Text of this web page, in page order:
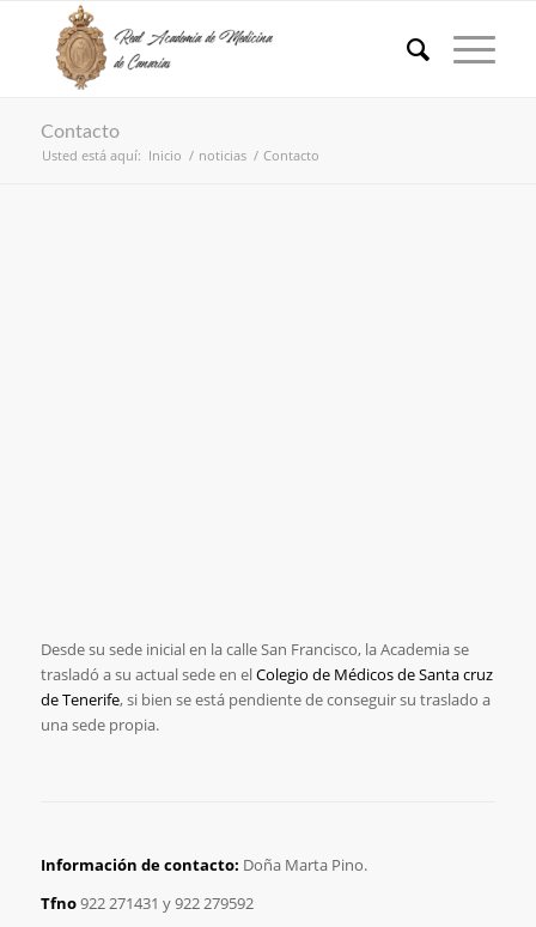
Contacto
Usted está aquí: Inicio / noticias / Contacto
Desde su sede inicial en la calle San Francisco, la Academia se
trasladó a su actual sede en elColegio de Médicos de Santa cruz
de Tenerife, si bien se está pendiente de conseguir su traslado a
una sede propia.
Información de contacto: Doña Marta Pino.
Tfno922 271431 y 922 279592